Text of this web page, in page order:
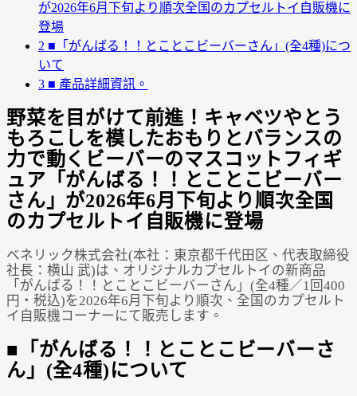
が2026年6月下旬より順次全国のカプセルトイ自販機に
登場
2 ■「がんばる！！とことこビーバーさん」(全4種)につ
いて
3 ■ 產品詳細資訊。
野菜を目がけて前進！キャベツやとう
もろこしを模したおもりとバランスの
力で動くビーバーのマスコットフィギ
ュア「がんばる！！とことこビーバー
さん」が2026年6月下旬より順次全国
のカプセルトイ自販機に登場
ベネリック株式会社(本社：東京都千代田区、代表取締役
社長：横山 武)は、オリジナルカプセルトイの新商品
「がんばる！！とことこビーバーさん」(全4種／1回400
円・税込)を2026年6月下旬より順次、全国のカプセルト
イ自販機コーナーにて販売します。
■「がんばる！！とことこビーバーさ
ん」(全4種)について